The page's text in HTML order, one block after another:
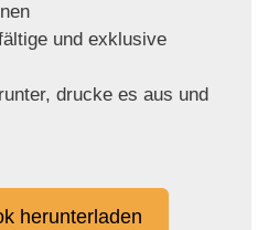
und exklusive
drucke es aus und
herunterladen